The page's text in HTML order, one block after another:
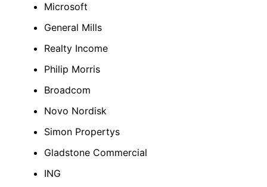
Microsoft
General Mills
Realty Income
Philip Morris
Broadcom
Novo Nordisk
Simon Propertys
Gladstone Commercial
ING